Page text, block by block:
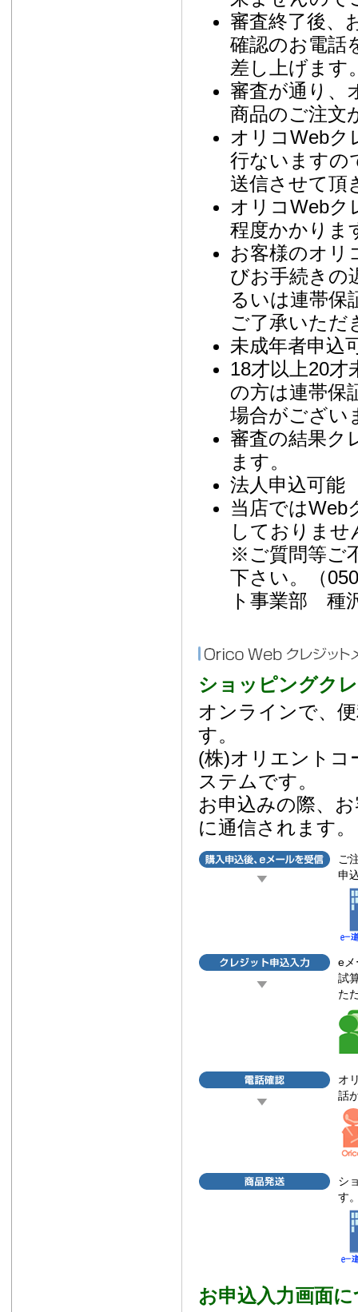
審査終了後、
確認のお電話
差し上げます
審査が通り、
商品のご注文
オリコWebク
行ないますの
送信させて頂
オリコWebク
程度かかりま
お客様のオリ
びお手続きの
るいは連帯保
ご了承いただ
未成年者申込
18才以上20才
の方は連帯保
場合がござい
審査の結果ク
ます。
法人申込可能
当店ではWeb
しておりませ
※ご質問等ご
下さい。（
ト事業部 種
ショッピングク
オンラインで、
す。
(株)オリエントコ
ステムです。
お申込みの際、
に通信されます。
ご
申
eメ
試
た
オ
話
シ
す
お申込入力画面